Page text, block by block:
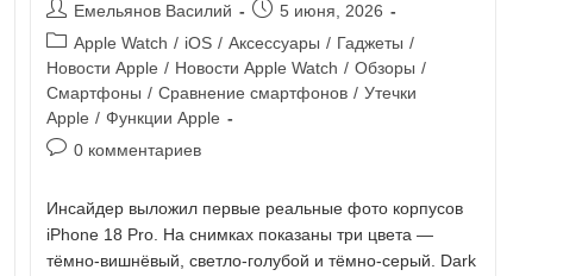
Емельянов Василий
5 июня, 2026
Apple Watch / iOS / Аксессуары / Гаджеты /
Новости Apple / Новости Apple Watch / Обзоры /
Смартфоны / Сравнение смартфонов / Утечки
Apple / Функции Apple
0 комментариев
Инсайдер выложил первые реальные фото корпусов
iPhone 18 Pro. На снимках показаны три цвета —
тёмно-вишнёвый, светло-голубой и тёмно-серый. Dark